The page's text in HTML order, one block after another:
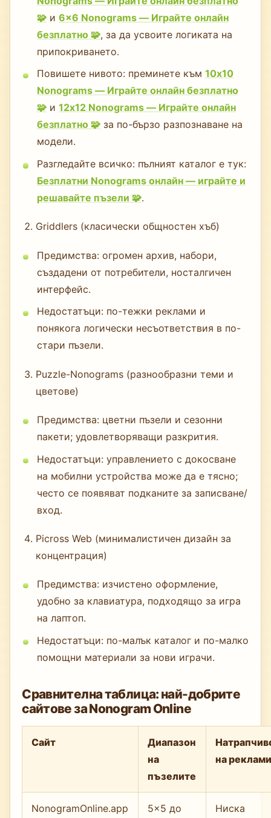
🧩и 6×6 Nonograms — Играйте онлайн
безплатно 🧩, за да усвоите логиката на
припокриването.
Повишете нивото: преминете към 10x10
Nonograms — Играйте онлайн безплатно
🧩и 12x12 Nonograms — Играйте онлайн
безплатно 🧩за по-бързо разпознаване на
модели.
Разгледайте всичко: пълният каталог е тук:
Безплатни Nonograms онлайн — играйте и
решавайте пъзели 🧩.
Griddlers (класически общностен хъб)
Предимства: огромен архив, набори,
създадени от потребители, носталгичен
интерфейс.
Недостатъци: по-тежки реклами и
понякога логически несъответствия в по-
стари пъзели.
Puzzle-Nonograms (разнообразни теми и
цветове)
Предимства: цветни пъзели и сезонни
пакети; удовлетворяващи разкрития.
Недостатъци: управлението с докосване
на мобилни устройства може да е тясно;
често се появяват подканите за записване/
вход.
Picross Web (минималистичен дизайн за
концентрация)
Предимства: изчистено оформление,
удобно за клавиатура, подходящо за игра
на лаптоп.
Недостатъци: по-малък каталог и по-малко
помощни материали за нови играчи.
Сравнителна таблица: най-добрите
сайтове за Nonogram Online
Сайт
Диапазон
на
пъзелите
на
NonogramOnline.app
5×5 до
Ниска